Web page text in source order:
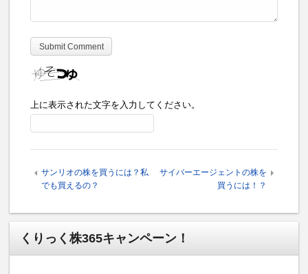
上に表示された文字を入力してください。
サンリオの株を買うには？私
でも買えるの？
サイバーエージェントの株を
買うには！？
くりっく株365キャンペーン！